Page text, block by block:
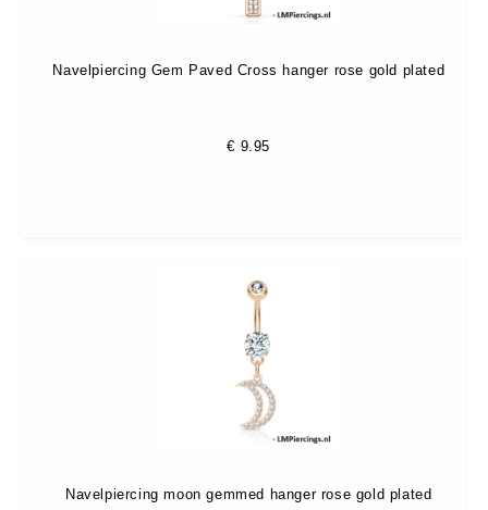
Navelpiercing Gem Paved Cross hanger rose gold plated
€ 9.95
Navelpiercing moon gemmed hanger rose gold plated